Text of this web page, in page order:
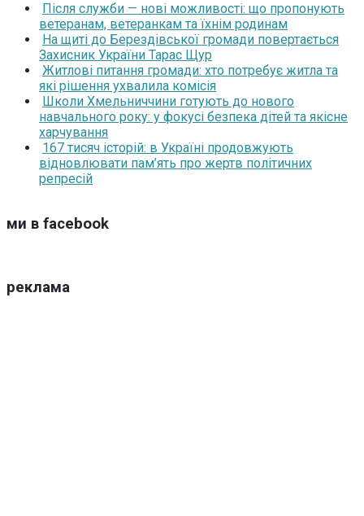
Після служби — нові можливості: що пропонують
ветеранам, ветеранкам та їхнім родинам
На щиті до Берездівської громади повертається
Захисник України Тарас Щур
Житлові питання громади: хто потребує житла та
які рішення ухвалила комісія
Школи Хмельниччини готують до нового
навчального року: у фокусі безпека дітей та якісне
харчування
167 тисяч історій: в Україні продовжують
відновлювати пам’ять про жертв політичних
репресій
ми в facebook
реклама